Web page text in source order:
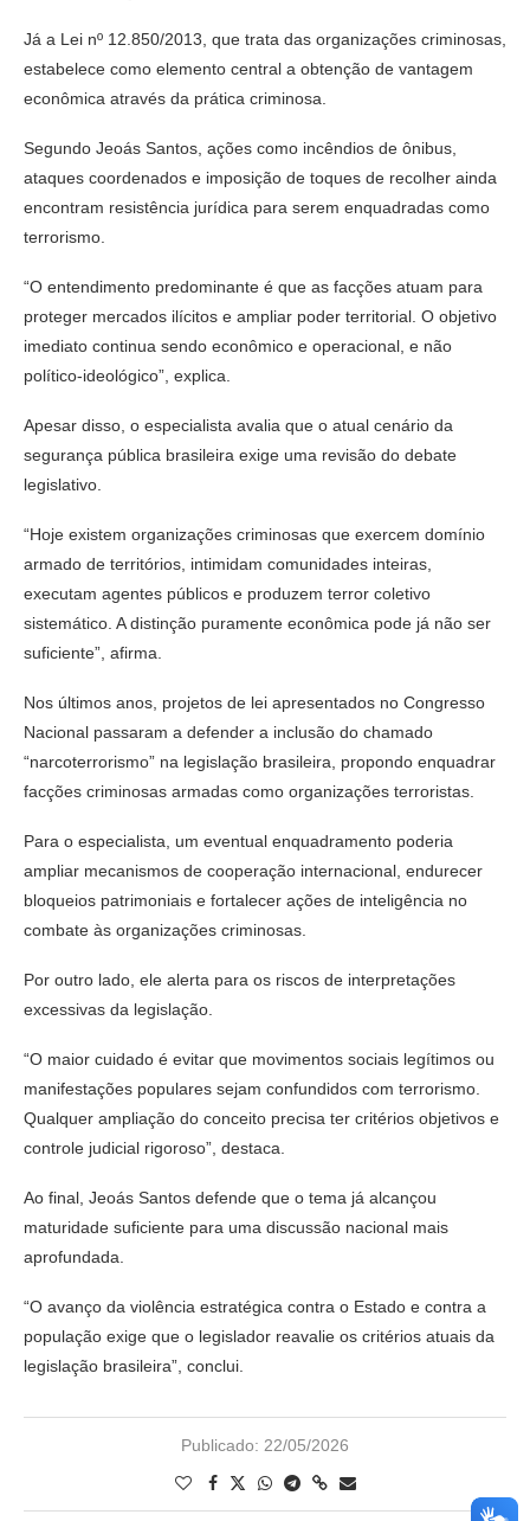
Já a Lei nº 12.850/2013, que trata das organizações criminosas,
estabelece como elemento central a obtenção de vantagem
econômica através da prática criminosa.
Segundo Jeoás Santos, ações como incêndios de ônibus,
ataques coordenados e imposição de toques de recolher ainda
encontram resistência jurídica para serem enquadradas como
terrorismo.
“O entendimento predominante é que as facções atuam para
proteger mercados ilícitos e ampliar poder territorial. O objetivo
imediato continua sendo econômico e operacional, e não
político-ideológico”, explica.
Apesar disso, o especialista avalia que o atual cenário da
segurança pública brasileira exige uma revisão do debate
legislativo.
“Hoje existem organizações criminosas que exercem domínio
armado de territórios, intimidam comunidades inteiras,
executam agentes públicos e produzem terror coletivo
sistemático. A distinção puramente econômica pode já não ser
suficiente”, afirma.
Nos últimos anos, projetos de lei apresentados no Congresso
Nacional passaram a defender a inclusão do chamado
“narcoterrorismo” na legislação brasileira, propondo enquadrar
facções criminosas armadas como organizações terroristas.
Para o especialista, um eventual enquadramento poderia
ampliar mecanismos de cooperação internacional, endurecer
bloqueios patrimoniais e fortalecer ações de inteligência no
combate às organizações criminosas.
Por outro lado, ele alerta para os riscos de interpretações
excessivas da legislação.
“O maior cuidado é evitar que movimentos sociais legítimos ou
manifestações populares sejam confundidos com terrorismo.
Qualquer ampliação do conceito precisa ter critérios objetivos e
controle judicial rigoroso”, destaca.
Ao final, Jeoás Santos defende que o tema já alcançou
maturidade suficiente para uma discussão nacional mais
aprofundada.
“O avanço da violência estratégica contra o Estado e contra a
população exige que o legislador reavalie os critérios atuais da
legislação brasileira”, conclui.
Publicado: 22/05/2026